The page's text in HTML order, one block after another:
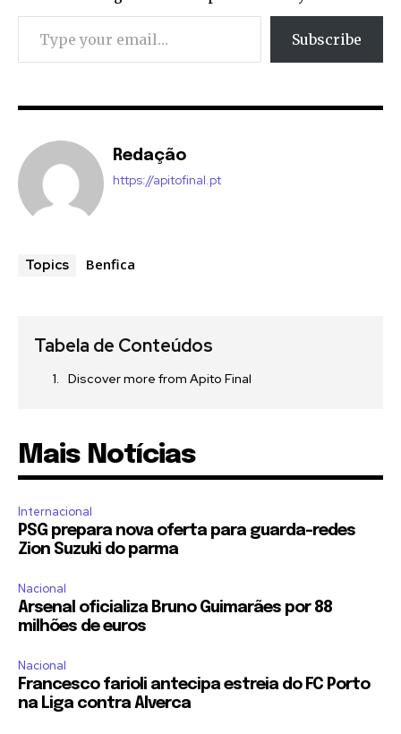
Type your email…
Subscribe
Redação
https://apitofinal.pt
Topics Benfica
Tabela de Conteúdos
Discover more from Apito Final
Mais Notícias
Internacional
PSG prepara nova oferta para guarda-redes
Zion Suzuki do parma
Nacional
Arsenal oficializa Bruno Guimarães por 88
milhões de euros
Nacional
Francesco farioli antecipa estreia do FC Porto
na Liga contra Alverca